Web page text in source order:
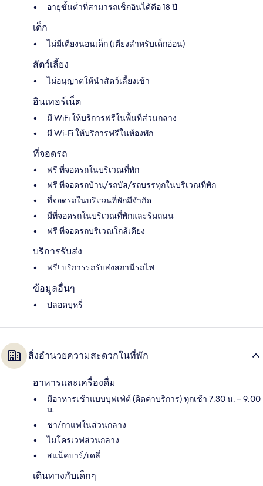
อายุขั้นต่ำที่สามารถเช็กอินได้คือ 18 ปี
เด็ก
ไม่มีเตียงนอนเด็ก (เตียงสำหรับเด็กอ่อน)
สัตว์เลี้ยง
ไม่อนุญาตให้นำสัตว์เลี้ยงเข้า
อินเทอร์เน็ต
มี WiFi ให้บริการฟรีในพื้นที่ส่วนกลาง
มี Wi-Fi ให้บริการฟรีในห้องพัก
ที่จอดรถ
ฟรี ที่จอดรถในบริเวณที่พัก
ฟรี ที่จอดรถบ้าน/รถบัส/รถบรรทุกในบริเวณที่พัก
ที่จอดรถในบริเวณที่พักมีจำกัด
มีที่จอดรถในบริเวณที่พักและริมถนน
ฟรี ที่จอดรถบริเวณใกล้เคียง
บริการรับส่ง
ฟรี! บริการรถรับส่งสถานีรถไฟ
ข้อมูลอื่นๆ
ปลอดบุหรี่
สิ่งอำนวยความสะดวกในที่พัก
อาหารและเครื่องดื่ม
มีอาหารเช้าแบบบุฟเฟ่ต์ (คิดค่าบริการ) ทุกเช้า 7:30 น. – 9:00
น.
ชา/กาแฟในส่วนกลาง
ไมโครเวฟส่วนกลาง
สแน็คบาร์/เดลี่
เดินทางกับเด็กๆ